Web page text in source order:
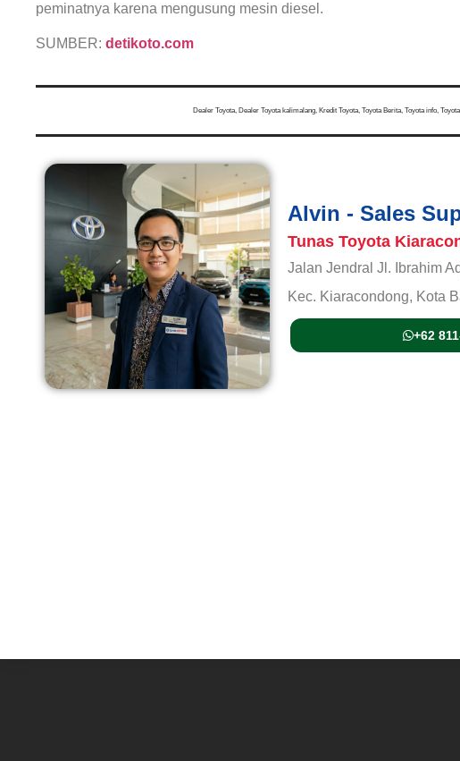
peminatnya karena mengusung mesin diesel.
SUMBER: detikoto.com
Dealer Toyota, Dealer Toyota kalimalang, Kredit Toyota,Toyota Berita,Toyota info,
Alvin - Sales
Tunas Toyota
Jalan Jendral Jl. Ibrahim
Kec. Kiaracondong, Kota
+62